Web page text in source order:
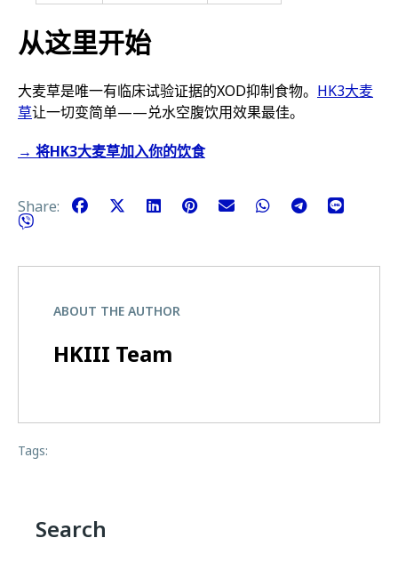
从这里开始
大麦草是唯一有临床试验证据的XOD抑制食物。 HK3大麦
草让一切变简单——兑水空腹饮用效果最佳。
→ 将HK3大麦草加入你的饮食
Share:
ABOUT THE AUTHOR
HKIII Team
Tags:
Search